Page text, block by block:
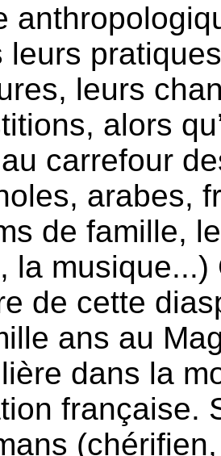
leurs
leurs
alors
carrefour
arabes,
de famille,
la
de cette
ans au
dans la
française.